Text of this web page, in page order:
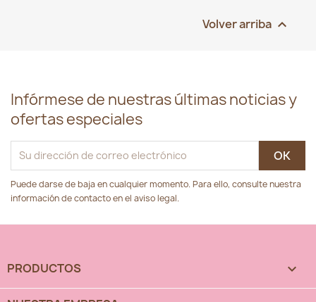
Volver arriba 
Infórmese de nuestras últimas noticias y
ofertas especiales
Puede darse de baja en cualquier momento. Para ello, consulte nuestra
información de contacto en el aviso legal.
PRODUCTOS 